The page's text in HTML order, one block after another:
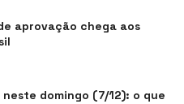
aprovação chega aos
neste domingo (7/12): o que